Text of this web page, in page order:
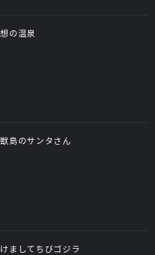
の温泉
島のサンタさん
ましてちびゴジラ